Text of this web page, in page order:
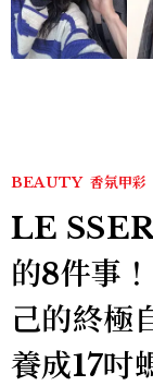
BEAUTY 香氛甲彩
LE
的8件事
己的終極
養成17吋